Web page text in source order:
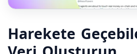
Harekete